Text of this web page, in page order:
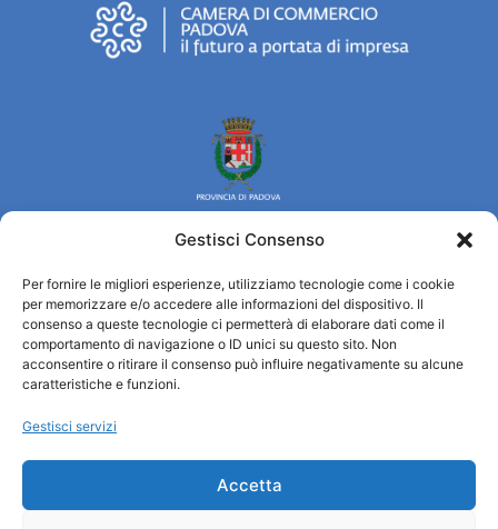
Gestisci Consenso
Per fornire le migliori esperienze, utilizziamo tecnologie come i cookie
per memorizzare e/o accedere alle informazioni del dispositivo. Il
consenso a queste tecnologie ci permetterà di elaborare dati come il
comportamento di navigazione o ID unici su questo sito. Non
acconsentire o ritirare il consenso può influire negativamente su alcune
caratteristiche e funzioni.
Gestisci servizi
Accetta
Turismo Padova
Chi siamo
Informazioni e Accoglienza Turistica/IAT
Cookie Policy
Amministrazione trasparente